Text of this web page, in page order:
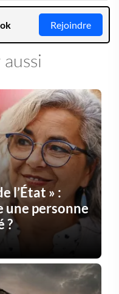
Rejoindre
l’État » :
personne
?